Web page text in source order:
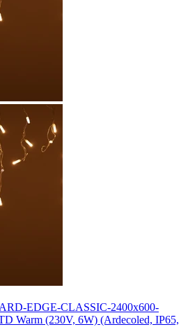
EDGE-CLASSIC-2400x600-
Warm (230V, 6W) (Ardecoled, IP65,